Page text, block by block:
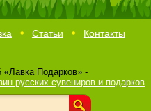
Статьи Контакты
Подарков» -
русских сувениров и подарков